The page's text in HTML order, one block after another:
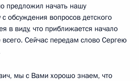
предложил начать нашу
обсуждения вопросов детского
в виду, что приближается начало
всего. Сейчас передам слово Сергею
мы с Вами хорошо знаем, что